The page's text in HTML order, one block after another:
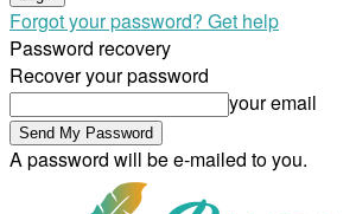
Forgot your password? Get help
Password recovery
Recover your password
your email
A password will be e-mailed to you.